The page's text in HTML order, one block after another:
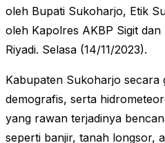
oleh Bupati Sukoharjo, Etik
oleh Kapolres AKBP Sigit
Riyadi. Selasa (14/11/2023).
Kabupaten Sukoharjo secara
demografis, serta
yang rawan terjadinya
seperti banjir, tanah longsor,